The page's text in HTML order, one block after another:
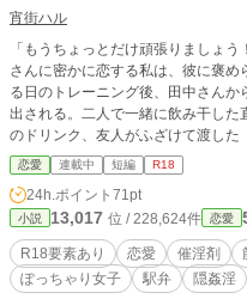
宵街ハル
「もうちょっとだけ頑張りましょ
さんに密かに恋する私は、彼に褒め
る日のトレーニング後、田中さん
出される。二人で一緒に飲み干し
のドリンク、友人がふざけて渡した「
チルーム、そしてシャワー室。爽や
き、逞しい肉体で私を追い詰める
の太い腕に抱き上げられ、激しく、奥深く
めに通っていたはずが、いつの間に
密の特別指導が始まってしまう♡ ※本作はpixivに公開したサンプル版です。フ
ルバージョンはFANBOXでお楽しみ
恋愛 連載中 短編 R18
24h.ポイント 71pt
小説 13,017 位 / 228,624件 恋愛
R18要素あり 恋愛 催淫剤
ぽっちゃり女子
駅弁 隠姦淫